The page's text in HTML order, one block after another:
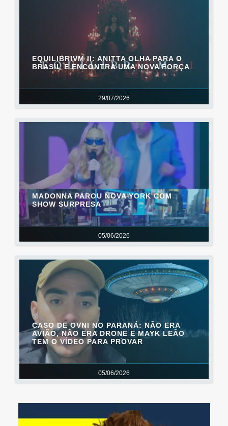
29/07/2026
EQUILIBRIVM II: ANITTA OLHA PARA O
BRASIL E ENCONTRA UMA NOVA FORÇA
05/06/2026
MADONNA PAROU NOVA YORK COM
SHOW SURPRESA
05/06/2026
CASO DE OVNI NO PARANÁ: NÃO ERA
AVIÃO, NÃO ERA DRONE E MAYK LEÃO
TEM O VÍDEO PARA PROVAR